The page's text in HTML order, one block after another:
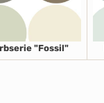
"Fossil"